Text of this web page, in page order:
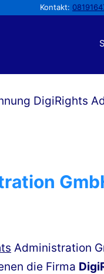
Kontakt:
Administration
die Firma